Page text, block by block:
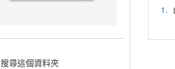
搜尋這個資料夾
1.